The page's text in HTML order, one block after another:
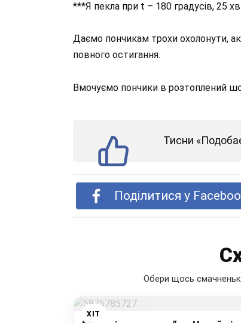
***Я пекла при t – 180 градусів, 25
Даємо пончикам трохи охолонути,
повного остигання.
Вмочуємо пончики в розтоплений
Тисни
Поділитися у
Обери щось
ХІТ